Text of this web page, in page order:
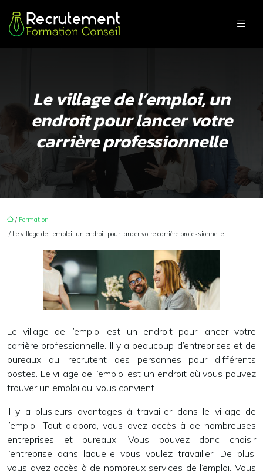
Le village de l’emploi, un
endroit pour lancer votre
carrière professionnelle
/ Formation
/ Le village de l’emploi, un endroit pour lancer votre carrière professionnelle
Le village de l’emploi est un endroit pour lancer votre
carrière professionnelle. Il y a beaucoup d’entreprises et de
bureaux qui recrutent des personnes pour différents
postes. Le village de l’emploi est un endroit où vous pouvez
trouver un emploi qui vous convient.
Il y a plusieurs avantages à travailler dans le village de
l’emploi. Tout d’abord, vous avez accès à de nombreuses
entreprises et bureaux. Vous pouvez donc choisir
l’entreprise dans laquelle vous voulez travailler. De plus,
vous avez accès à de nombreux services de l’emploi. Vous